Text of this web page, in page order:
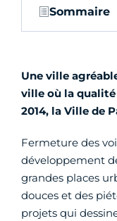
Sommaire
Une ville
ville où la qualité
2014, la Ville de
Fermeture des
développement
grandes places
douces et des
projets qui